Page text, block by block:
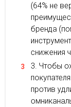
(64% не
бренда
снижения
Чтобы
против